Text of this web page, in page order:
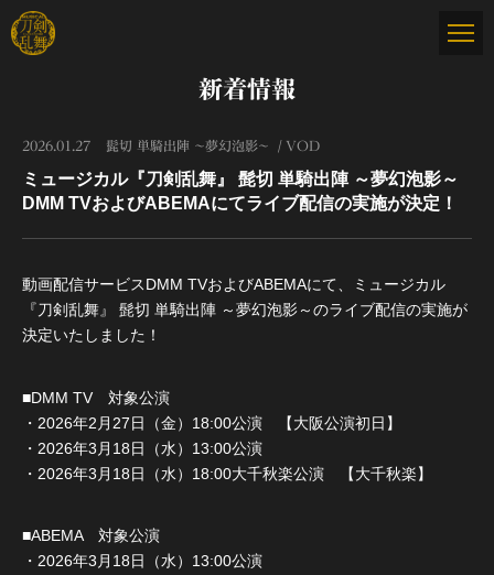
新着情報
2026.01.27 髭切 単騎出陣 〜夢幻泡影〜 VOD
ミュージカル『刀剣乱舞』 髭切 単騎出陣 ～夢幻泡影～
DMM TVおよびABEMAにてライブ配信の実施が決定！
動画配信サービスDMM TVおよびABEMAにて、ミュージカル
『刀剣乱舞』 髭切 単騎出陣 ～夢幻泡影～のライブ配信の実施が
決定いたしました！
■DMM TV 対象公演
・2026年2月27日（金）18:00公演 【大阪公演初日】
・2026年3月18日（水）13:00公演
・2026年3月18日（水）18:00大千秋楽公演 【大千秋楽】
■ABEMA 対象公演
・2026年3月18日（水）13:00公演